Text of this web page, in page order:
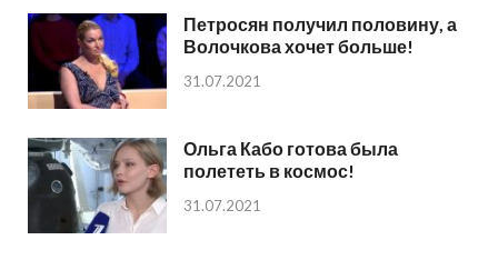
Петросян получил половину, а
Волочкова хочет больше!
31.07.2021
Ольга Кабо готова была
полететь в космос!
31.07.2021